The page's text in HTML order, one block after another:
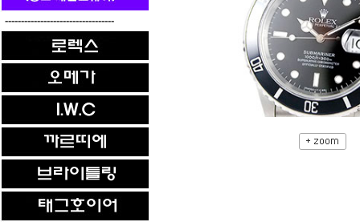
----------------------------------